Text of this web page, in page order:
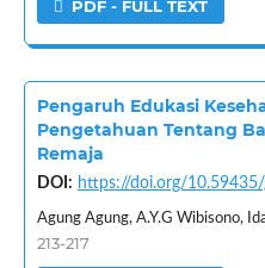
PDF - FULL TEXT
Pengaruh Edukasi
Pengetahuan Tentang
Remaja
DOI: https://doi.org/
Agung Agung, A.Y.G Wibisono,
213-217